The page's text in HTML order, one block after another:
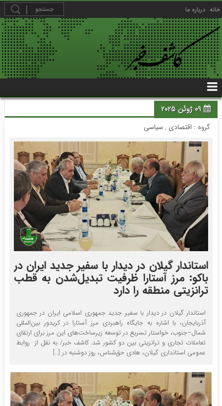
خانه درباره ما
09 ژوئن 2025
گروه : اقتصادی , سیاسی
استاندار گیلان در دیدار با سفیر جدید ایران در
باکو: مرز آستارا ظرفیت تبدیل‌شدن به قطب
ترانزیتی منطقه را دارد
استاندار گیلان در دیدار با سفیر جدید جمهوری اسلامی ایران در جمهوری
آذربایجان، با اشاره به جایگاه راهبردی مرز آستارا در کریدور بین‌المللی
شمال–جنوب، خواستار تسریع در توسعه زیرساخت‌های این مرز برای ارتقای
تعاملات تجاری و ترانزیتی بین دو کشور شد. کاشف خبر/ به نقل از روابط
عمومی استانداری گیلان، هادی حق‌شناس، روز دوشنبه در […]